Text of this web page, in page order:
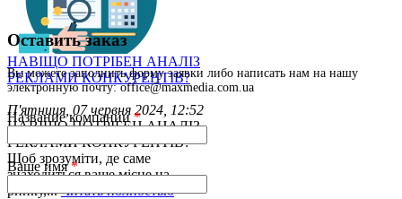
НАВІЩО ПОТРІБЕН АНАЛІЗ
РЕКЛАМИ КОНКУРЕНТІВ?
П'ятниця, 07 червня 2024, 12:52
НАВІЩО ПОТРІБЕН АНАЛІЗ
РЕКЛАМИ КОНКУРЕНТІВ?
Щоб зрозуміти, де саме
знаходиться ваше місце на
ринку,...Читать полностью
Оставить заказ
Вы можете заполнить форму заявки либо написать нам на нашу
электронную почту: office@maxmedia.com.ua
Название компании *
Ваше имя*